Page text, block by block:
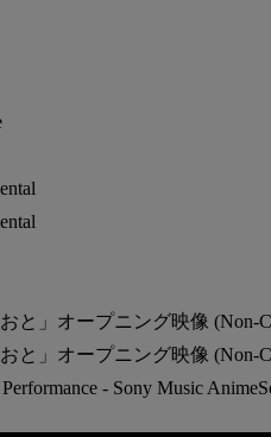
と」オープニング映像 (Non-
と」オープニング映像 (Non-
- Sony Music